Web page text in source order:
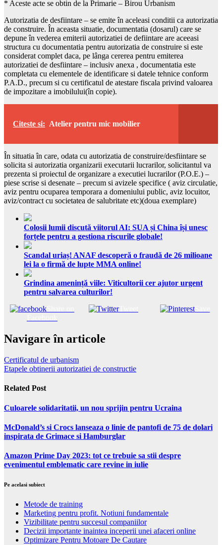
* Aceste acte se obtin de la Primarie – Birou Urbanism
Autorizatia de desfiintare – se emite în aceleasi conditii ca autorizatia
de construire. În aceasta situatie, documentatia (dosarul) care se
depune în vederea emiterii autorizatiei de defiintare are aceeasi
structura cu documentatia pentru autorizatia de construire si este
considerat complet daca, pe lânga cererea pentru emiterea
autorizatiei de desfiintare – inclusiv anexa , documentatia este
completata cu elementele de identificare si datele tehnice conform
P.A.D., precum si cu certificatul de atestare fiscala privind valoarea
de impozitare a imobilului(în copie).
Citeste si: Atelier pentru mic mobilier
În situatia în care, odata cu autorizatia de construire/desfiintare se
solicita si autorizatia organizarii executarii lucrarilor, solicitantul va
prezenta si proiectul de organizare a executiei lucrarilor (P.O.E.) –
piese scrise si desenate – precum si avizele specifice ( aviz circulatie,
aviz pentru ocuparea temporara a domeniului public, aviz locuitor,
aviz/contract cu societatea de salubritate etc)(doua exemplare)
Colosii lumii discută viitorul AI: SUA și China își unesc
forțele pentru a gestiona riscurile globale!
Scandal uriaș! ANAF descoperă o fraudă de 26 milioane
lei la o firmă de lupte MMA online!
Grindina amenință viile: Viticultorii cer ajutor urgent
pentru salvarea culturilor!
Tweet Save
Navigare în articole
Certificatul de urbanism
Etapele obtinerii autorizatiei de constructie
Related Post
Culoarele solidaritatii, un nou sprijin pentru Ucraina
McDonald’s si Crocs lanseaza o linie de pantofi de 75 de dolari
inspirata de Grimace si Hamburglar
Amazon Prime Day 2023: tot ce trebuie sa stii despre
evenimentul emblematic care revine in iulie
Pe acelasi subiect
Metode de training
Marketing pentru profit. Notiuni fundamentale
Vizibilitate pentru succesul companiilor
Decizii importante inaintea inceperii unei afaceri online
Optimizare Pentru Motoare De Cautare